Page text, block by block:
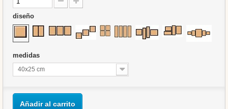
diseño
medidas
40x25 cm
Añadir al carrito